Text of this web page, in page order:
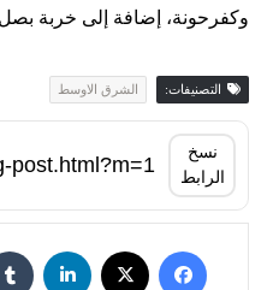
وكفرحونة، إضافة إلى خربة
التصنيفات: الشرق الاوسط
نسخ
الرابط